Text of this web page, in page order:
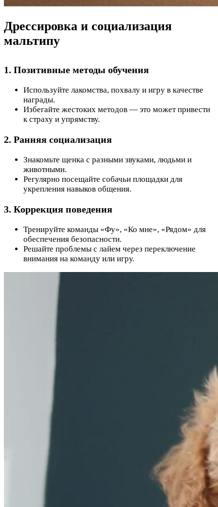
Дрессировка и социализация
мальтипу
1. Позитивные методы обучения
Используйте лакомства, похвалу и игру в качестве
награды.
Избегайте жестоких методов — это может привести
к страху и упрямству.
2. Ранняя социализация
Знакомьте щенка с разными звуками, людьми и
животными.
Регулярно посещайте собачьи площадки для
укрепления навыков общения.
3. Коррекция поведения
Тренируйте команды «Фу», «Ко мне», «Рядом» для
обеспечения безопасности.
Решайте проблемы с лайем через переключение
внимания на команду или игру.